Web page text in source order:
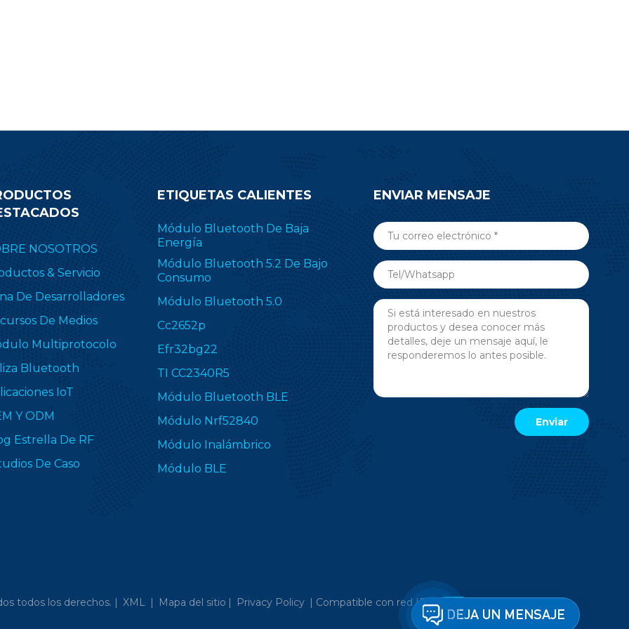
NOSOTROS
& Servicio
De Desarrolladores
De Medios
Multiprotocolo
Bluetooth
IoT
Y ODM
Estrella De RF
De Caso
ETIQUETAS CALIENTES
Módulo Bluetooth De Baja
Energía
Módulo Bluetooth 5.2 De Bajo
Consumo
Módulo Bluetooth 5.0
Cc2652p
Efr32bg22
TI CC2340R5
Módulo Bluetooth BLE
Módulo Nrf52840
Módulo Inalámbrico
Módulo BLE
ENVIAR MENSAJE
todos los derechos. | XML | Mapa del sitio | Privacy Policy | Compatible con red IPv6
DEJA UN MENSAJE